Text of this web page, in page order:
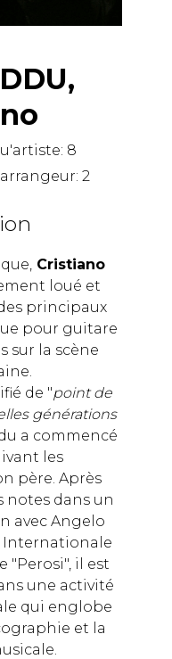
8
2
Cristiano
loué et
principaux
pour guitare
sur la scène
de "point de
générations
a commencé
les
père. Après
notes dans un
avec Angelo
Internationale
"Perosi", il est
une activité
qui englobe
et la